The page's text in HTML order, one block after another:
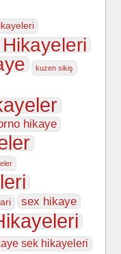
kuzen sikiş
hikaye
sex hikaye
sek hikayeleri